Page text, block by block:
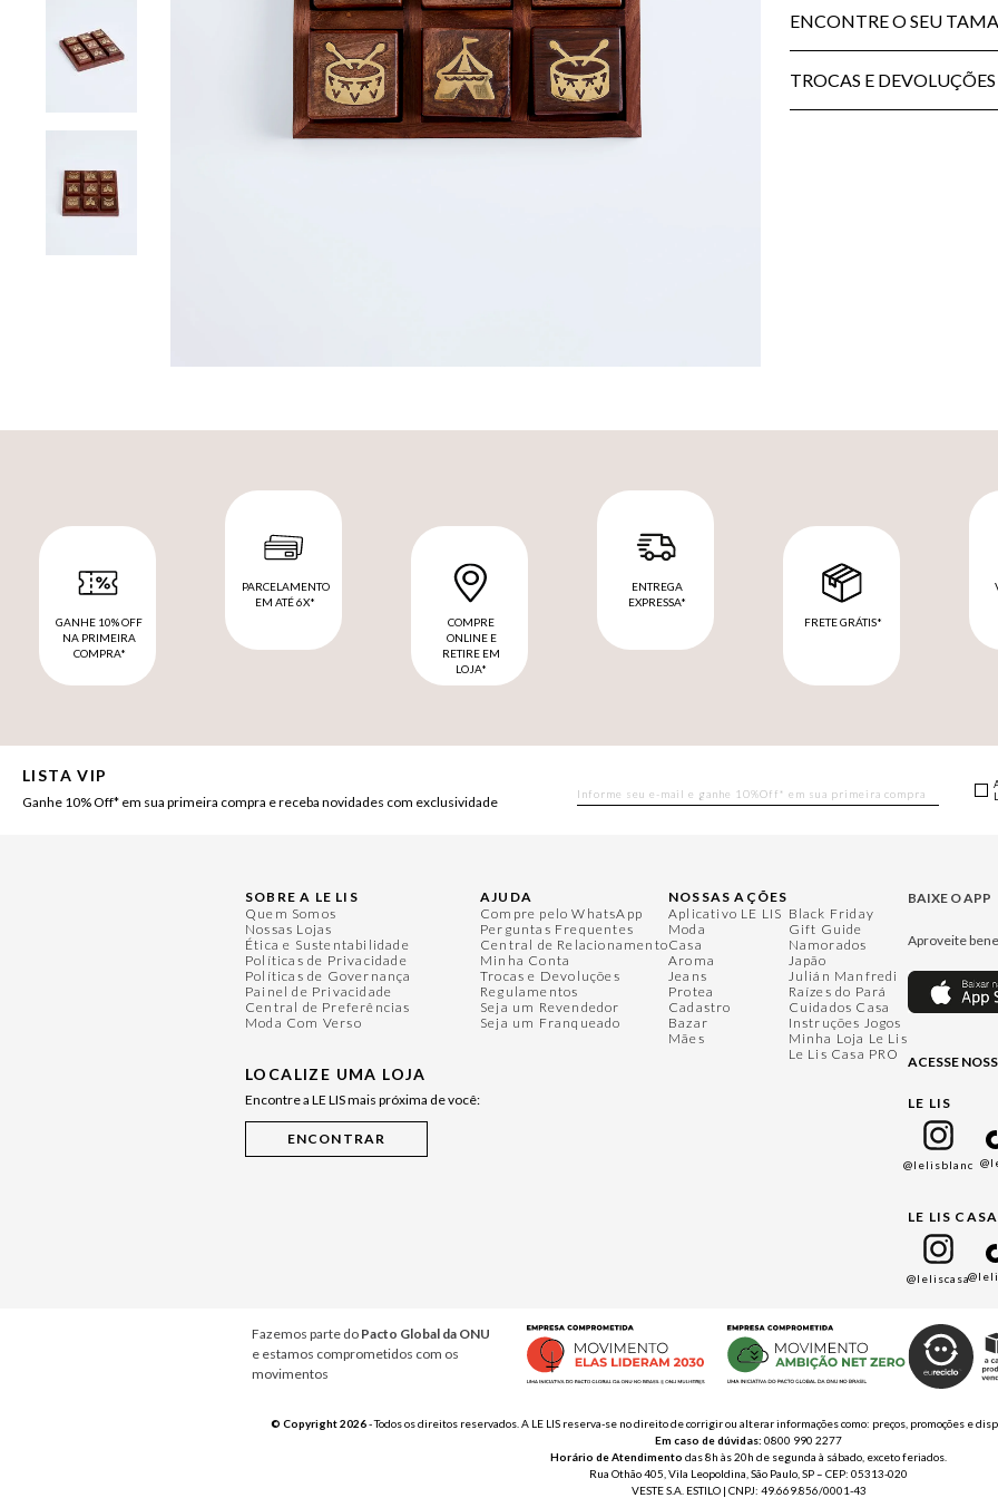
ENCONTRE O SEU
TROCAS E DEVOLUÇÕES
GANHE 10% OFF
NA PRIMEIRA
COMPRA*
PARCELAMENTO
EM ATÉ 6X*
COMPRE
ONLINE E
RETIRE EM
LOJA*
ENTREGA
EXPRESSA*
FRETE GRÁTIS*
LISTA VIP
Ganhe 10% Off* em sua primeira compra e receba novidades com exclusividade
SOBRE A LE LIS
Quem Somos
Nossas Lojas
Ética e Sustentabilidade
Políticas de Privacidade
Políticas de Governança
Painel de Privacidade
Central de Preferências
Moda Com Verso
LOCALIZE UMA LOJA
Encontre a LE LIS mais próxima de você:
AJUDA
Compre pelo WhatsApp
Perguntas Frequentes
Central de Relacionamento
Minha Conta
Trocas e Devoluções
Regulamentos
Seja um Revendedor
Seja um Franqueado
NOSSAS AÇÕES
Aplicativo LE LIS
Moda
Casa
Aroma
Jeans
Protea
Cadastro
Bazar
Mães
Black Friday
Gift Guide
Namorados
Japão
Julián Manfredi
Raízes do Pará
Cuidados Casa
Instruções Jogos
Minha Loja Le Lis
Le Lis Casa PRO
BAIXE O APP
Aproveite
ACESSE
LE LIS
@lelisblanc
LE LIS CASA
@leliscasa
Fazemos parte do Pacto Global da ONU
e estamos comprometidos com os
movimentos
© Copyright 2026- Todos os direitos reservados. A LE LIS reserva-se no direito de corrigir ou alterar informações como: preços, promoções e
Em caso de dúvidas: 0800 990 2277
Horário de Atendimento das 8h às 20h de segunda à sábado, exceto feriados.
Rua Othão 405, Vila Leopoldina, São Paulo, SP – CEP: 05313-020
VESTE S.A. ESTILO | CNPJ: 49.669.856/0001-43